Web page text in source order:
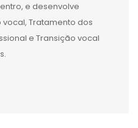
e desenvolve
Tratamento dos
e Transição vocal